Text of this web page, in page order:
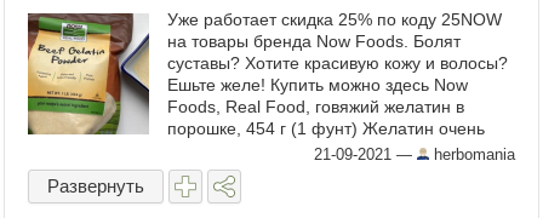
Уже работает скидка 25% по коду 25NOW
на товары бренда Now Foods. Болят
суставы? Хотите красивую кожу и волосы?
Ешьте желе! Купить можно здесь Now
Foods, Real Food, говяжий желатин в
порошке, 454 г (1 фунт) Желатин очень
мелкий, мельче, чем в наших магазинах.
Светлого, ...
21-09-2021 — herbomania
Развернуть